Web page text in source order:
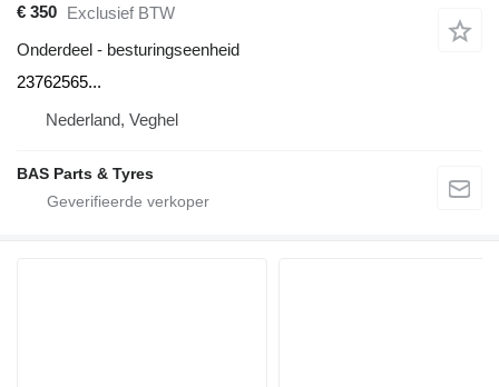
€ 350 Exclusief BTW
Onderdeel - besturingseenheid
23762565...
Nederland, Veghel
BAS Parts & Tyres